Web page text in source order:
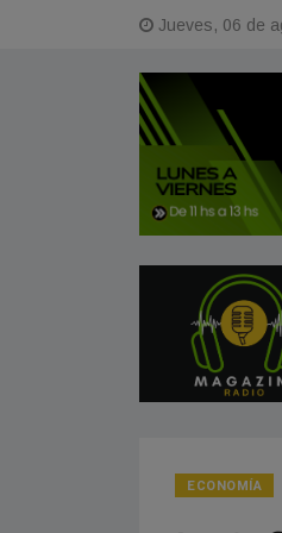
Jueves, 06 de
cada 1° de agosto y cuáles son
ECONOMÍA